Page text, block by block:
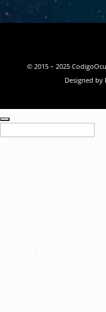
© 2015 – 2025
Designed by